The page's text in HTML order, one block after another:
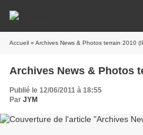
Accueil » Archives News & Photos terrain 2010
Archives News & Photos
Publié le 12/06/2011 à 18:55
Par JYM